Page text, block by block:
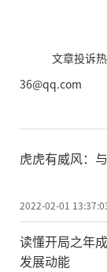
文章投诉
36@qq.com
虎虎有威风：
2022-02-01
读懂开局之年
发展动能